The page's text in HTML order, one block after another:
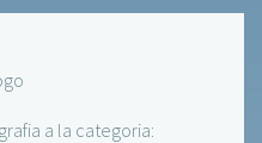
a la categoria: